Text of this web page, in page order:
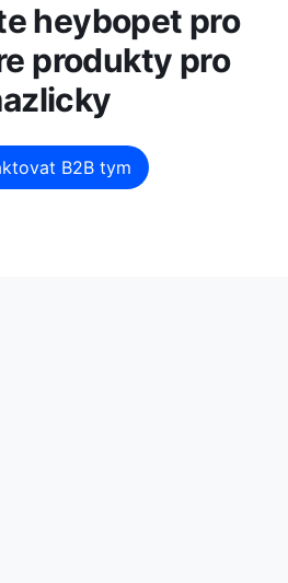
heybopet pro
produkty pro
B2B tym